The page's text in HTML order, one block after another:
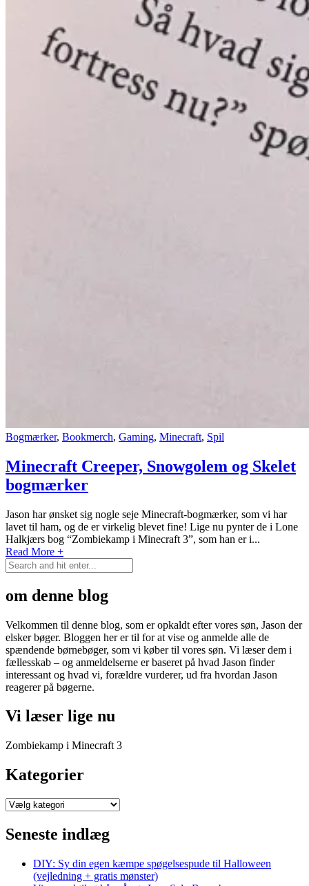
Bogmærker, Bookmerch, Gaming, Minecraft, Spil
Minecraft Creeper, Snowgolem og Skelet
bogmærker
Jason har ønsket sig nogle seje Minecraft-bogmærker, som vi har
lavet til ham, og de er virkelig blevet fine! Lige nu pynter de i Lone
Halkjærs bog “Zombiekamp i Minecraft 3”, som han er i...
Read More +
om denne blog
Velkommen til denne blog, som er opkaldt efter vores søn, Jason der
elsker bøger. Bloggen her er til for at vise og anmelde alle de
spændende børnebøger, som vi køber til vores søn. Vi læser dem i
fællesskab – og anmeldelserne er baseret på hvad Jason finder
interessant og hvad vi, forældre vurderer, ud fra hvordan Jason
reagerer på bøgerne.
Vi læser lige nu
Zombiekamp i Minecraft 3
Kategorier
Kategorier
Seneste indlæg
DIY: Sy din egen kæmpe spøgelsespude til Halloween
(vejledning + gratis mønster)